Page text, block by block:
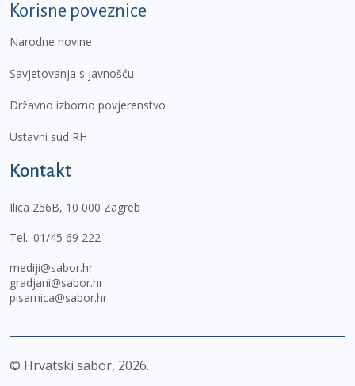
Korisne poveznice
Narodne novine
Savjetovanja s javnošću
Državno izborno povjerenstvo
Ustavni sud RH
Kontakt
Ilica 256B, 10 000 Zagreb
Tel.: 01/45 69 222
mediji@sabor.hr
gradjani@sabor.hr
pisarnica@sabor.hr
© Hrvatski sabor, 2026